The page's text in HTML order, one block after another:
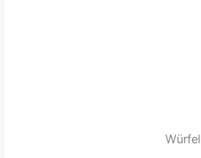
Würfel